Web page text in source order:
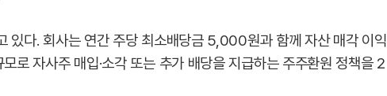
있다. 회사는 연간 주당 최소배당금 5,000원과 함께 자산 매각 이익
로 자사주 매입·소각 또는 추가 배당을 지급하는 주주환원 정책을 2